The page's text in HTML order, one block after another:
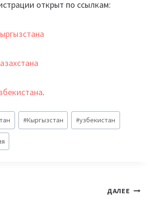
открыт по ссылкам:
.
#Кыргызстан #узбекистан
ДАЛЕЕ